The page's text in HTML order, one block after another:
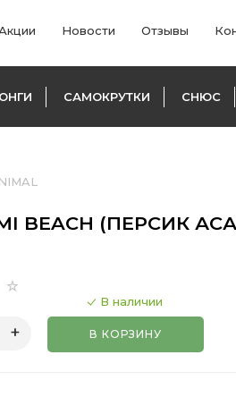
Новости Отзывы
САМОКРУТКИ СНЮС
BEACH (ПЕРСИК
В наличии
В КОРЗИНУ